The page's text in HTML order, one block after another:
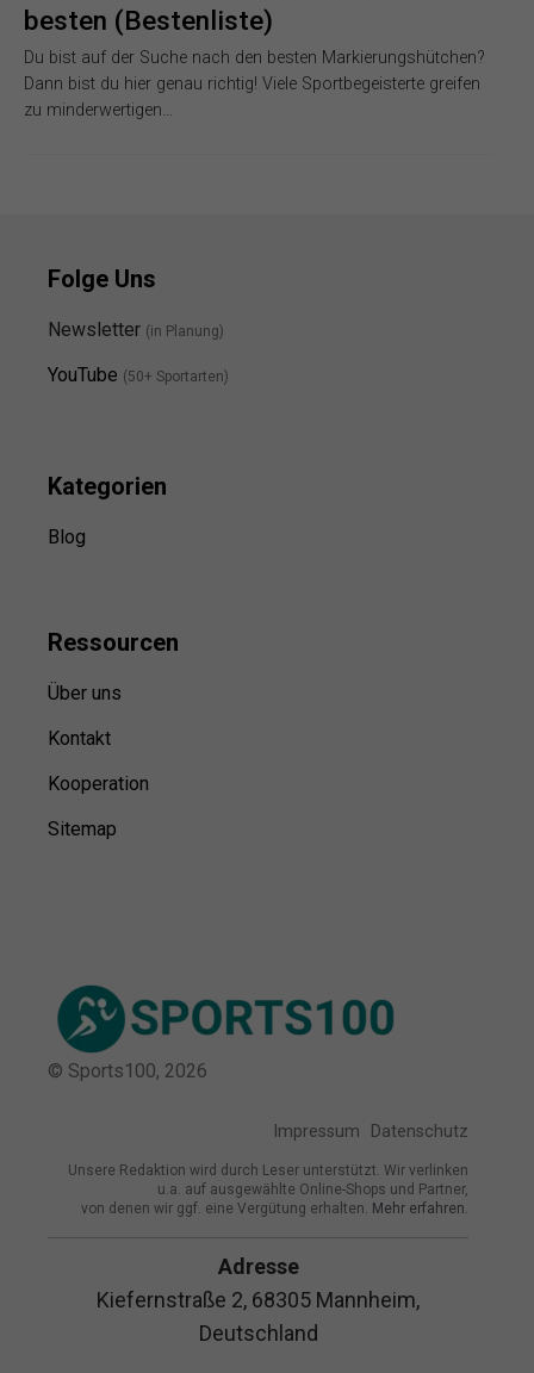
besten (Bestenliste)
Du bist auf der Suche nach den besten Markierungshütchen?
Dann bist du hier genau richtig! Viele Sportbegeisterte greifen
zu minderwertigen…
Folge Uns
Newsletter (in Planung)
YouTube (50+ Sportarten)
Kategorien
Blog
Ressourcen
Über uns
Kontakt
Kooperation
Sitemap
© Sports100, 2026
Impressum Datenschutz
Unsere Redaktion wird durch Leser unterstützt. Wir verlinken
u.a. auf ausgewählte Online-Shops und Partner,
von denen wir ggf. eine Vergütung erhalten. Mehr erfahren.
Adresse
Kiefernstraße 2, 68305 Mannheim,
Deutschland